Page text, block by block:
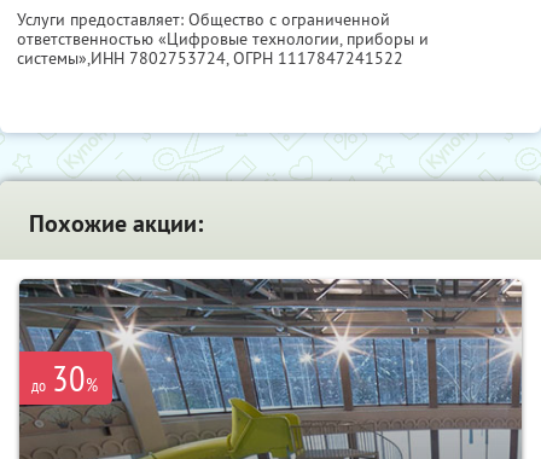
Услуги предоставляет: Общество с ограниченной
ответственностью «Цифровые технологии, приборы и
системы»,ИНН 7802753724, ОГРН 1117847241522
Похожие акции:
до 30%